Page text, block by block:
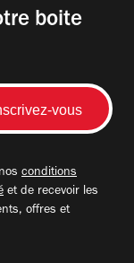
boite
conditions
et de recevoir les
offres et